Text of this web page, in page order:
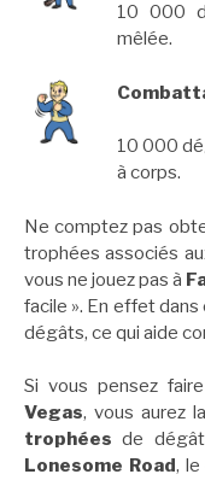
10 000
mêlée.
10 000
à corps.
Ne comptez pas
trophées associés
vous ne jouez pas à
facile ». En effet
dégâts, ce qui aide
Si vous pensez
Vegas, vous aurez
trophées de
Lonesome Road,